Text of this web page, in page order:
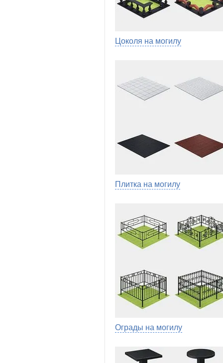
Цоколя на могилу
Плитка на могилу
Ограды на могилу